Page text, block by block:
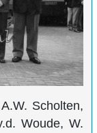
Scholten,
Woude, W.